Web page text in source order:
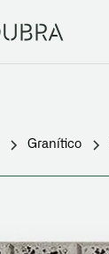
Granítico